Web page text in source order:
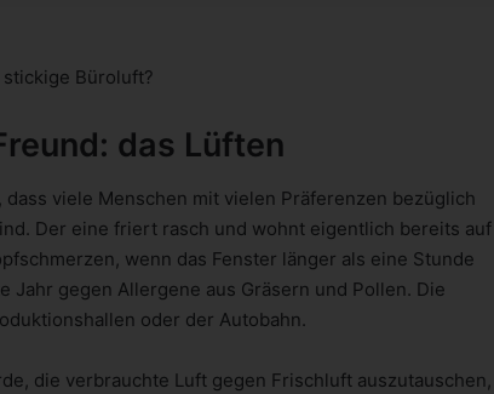
Büroluft?
das Lüften
viele Menschen mit vielen Präferenzen bezüglich
Der eine friert rasch und wohnt eigentlich bereits auf
wenn das Fenster länger als eine Stunde
Jahr gegen Allergene aus Gräsern und Pollen. Die
oder der Autobahn.
die verbrauchte Luft gegen Frischluft auszutauschen,